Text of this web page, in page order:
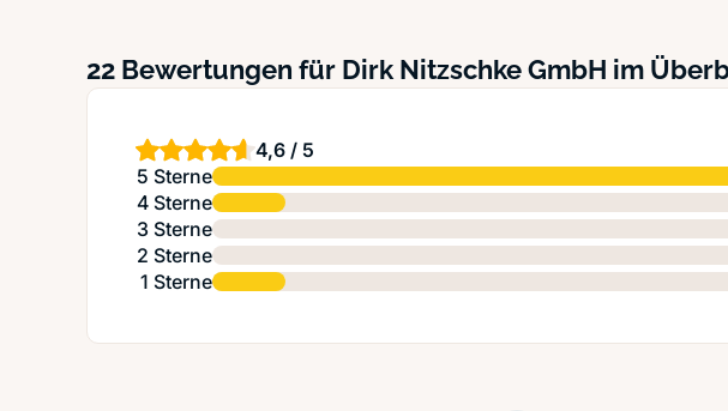
22 Bewertungen für Dirk Nitzschke GmbH im
4,6 / 5
5 Sterne
4 Sterne
3 Sterne
2 Sterne
1 Sterne